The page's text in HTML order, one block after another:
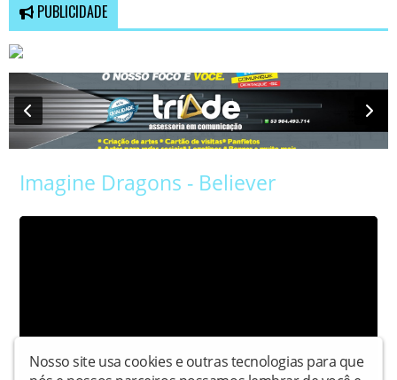
PUBLICIDADE
Imagine Dragons - Believer
Nosso site usa cookies e outras tecnologias para que